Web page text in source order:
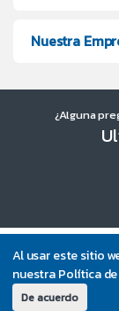
Al usar este sitio
nuestra Política
De acuerdo
Nuestra
¿Alguna